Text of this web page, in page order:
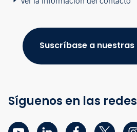
Suscríbase a
Síguenos en las